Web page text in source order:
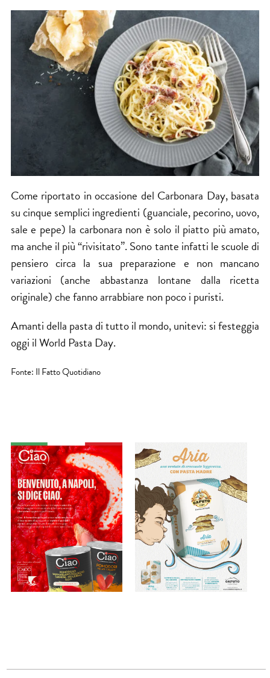
Come riportato in occasione del Carbonara Day, basata
su cinque semplici ingredienti (guanciale, pecorino, uovo,
sale e pepe) la carbonara non è solo il piatto più amato,
ma anche il più “rivisitato”. Sono tante infatti le scuole di
pensiero circa la sua preparazione e non mancano
variazioni (anche abbastanza lontane dalla ricetta
originale) che fanno arrabbiare non poco i puristi.
Amanti della pasta di tutto il mondo, unitevi: si festeggia
oggi il World Pasta Day.
Fonte: Il Fatto Quotidiano